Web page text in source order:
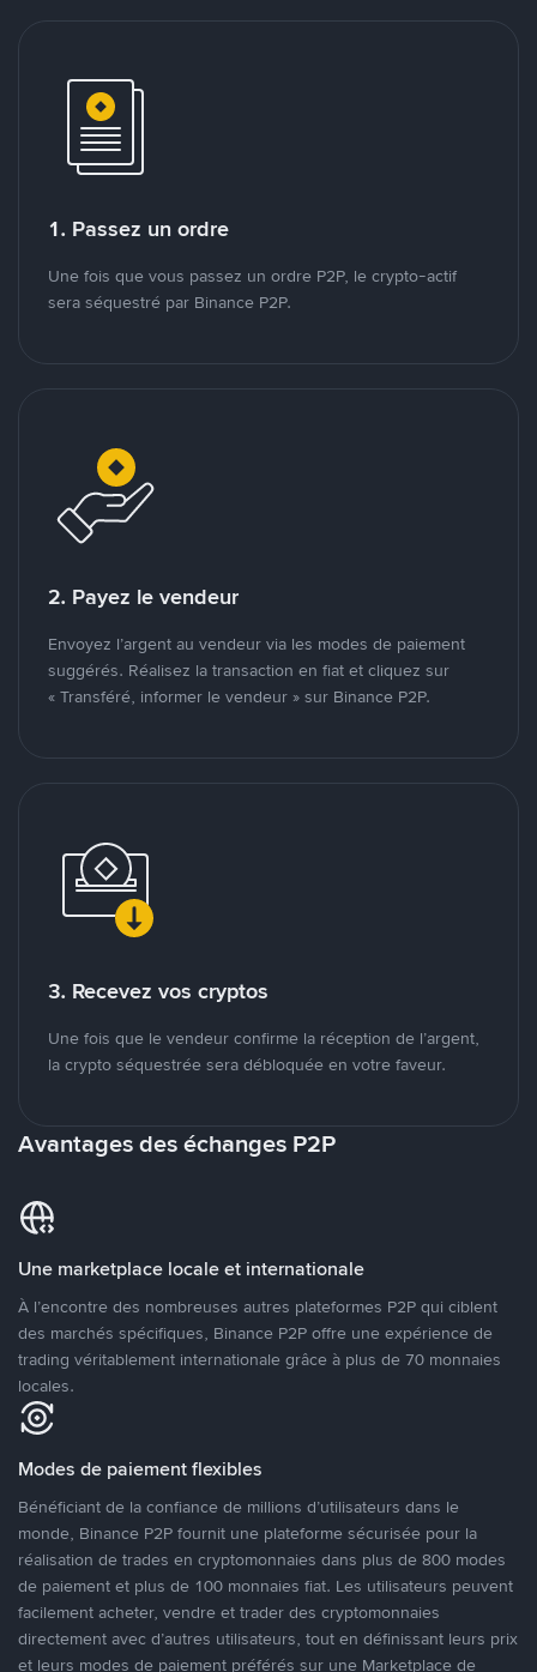
1. Passez un ordre
Une fois que vous passez un ordre P2P, le crypto-actif
sera séquestré par Binance P2P.
2. Payez le vendeur
Envoyez l’argent au vendeur via les modes de paiement
suggérés. Réalisez la transaction en fiat et cliquez sur
« Transféré, informer le vendeur » sur Binance P2P.
3. Recevez vos cryptos
Une fois que le vendeur confirme la réception de l’argent,
la crypto séquestrée sera débloquée en votre faveur.
Avantages des échanges P2P
Une marketplace locale et internationale
À l’encontre des nombreuses autres plateformes P2P qui ciblent
des marchés spécifiques, Binance P2P offre une expérience de
trading véritablement internationale grâce à plus de 70 monnaies
locales.
Modes de paiement flexibles
Bénéficiant de la confiance de millions d’utilisateurs dans le
monde, Binance P2P fournit une plateforme sécurisée pour la
réalisation de trades en cryptomonnaies dans plus de 800 modes
de paiement et plus de 100 monnaies fiat. Les utilisateurs peuvent
facilement acheter, vendre et trader des cryptomonnaies
directement avec d’autres utilisateurs, tout en définissant leurs prix
et leurs modes de paiement préférés sur une Marketplace de